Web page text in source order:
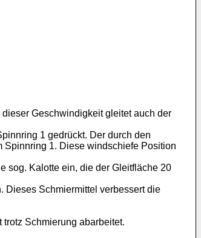
Geschwindigkeit gleitet auch der
1 gedrückt. Der durch den
Spinnring 1. Diese windschiefe Position
sog. Kalotte ein, die der Gleitfläche 20
Dieses Schmiermittel verbessert die
Schmierung abarbeitet.